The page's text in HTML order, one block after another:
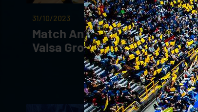
31/10/2023
Match Analysis: Rana Verona-
Valsa Group Modena in numeri